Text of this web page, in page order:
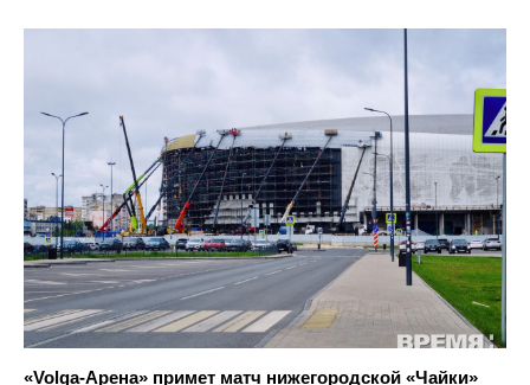
«Volga-Арена» примет матч нижегородской «Чайки»